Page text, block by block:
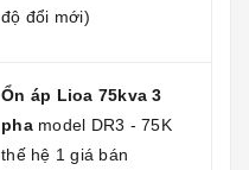
độ đổi mới)
Ổn áp Lioa 75kva 3
phamodel DR3 - 75K
thế hệ 1 giá bán